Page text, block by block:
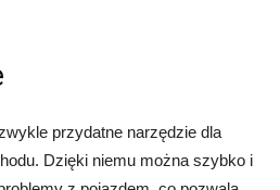
przydatne narzędzie dla
Dzięki niemu można szybko i